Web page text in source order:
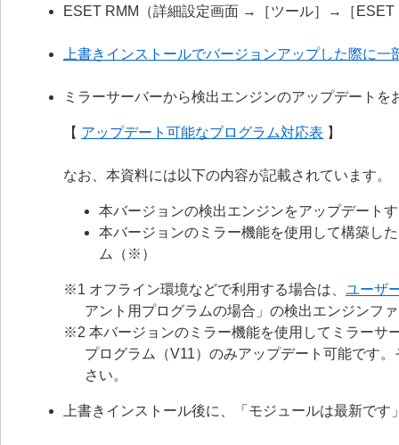
ESET RMM（詳細設定画面 →［ツール］→［ESET
上書きインストールでバージョンアップした際に
ミラーサーバーから検出エンジンのアップデート
【 アップデート可能なプログラム対応表 】
なお、本資料には以下の内容が記載されています。
本バージョンの検出エンジンをアップデート
本バージョンのミラー機能を使用して構築し
ム（※）
※1 オフライン環境などで利用する場合は、 ユーザ
アント用プログラムの場合」の検出エンジンフ
※2 本バージョンのミラー機能を使用してミラーサ
プログラム（V11）のみアップデート可能です
さい。
上書きインストール後に、「モジュールは最新です